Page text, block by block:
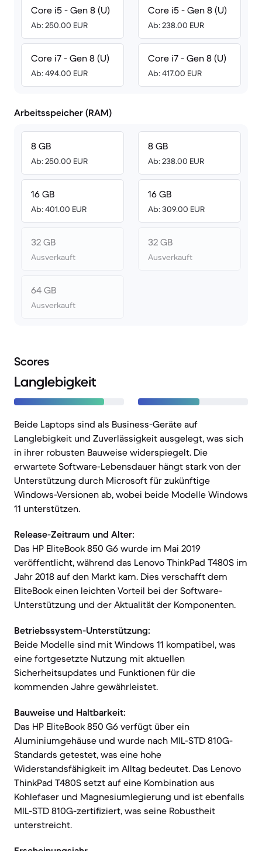
Core i5 - Gen 8 (U)
Ab: 250.00 EUR
Core i7 - Gen 8 (U)
Ab: 494.00 EUR
Core i5 - Gen 8 (U)
Ab: 238.00 EUR
Core i7 - Gen 8 (U)
Ab: 417.00 EUR
Arbeitsspeicher (RAM)
8 GB
Ab: 250.00 EUR
16 GB
Ab: 401.00 EUR
32 GB
Ausverkauft
64 GB
Ausverkauft
8 GB
Ab: 238.00 EUR
16 GB
Ab: 309.00 EUR
32 GB
Ausverkauft
Scores
Langlebigkeit
Beide Laptops sind als Business-Geräte auf
Langlebigkeit und Zuverlässigkeit ausgelegt, was sich
in ihrer robusten Bauweise widerspiegelt. Die
erwartete Software-Lebensdauer hängt stark von der
Unterstützung durch Microsoft für zukünftige
Windows-Versionen ab, wobei beide Modelle Windows
11 unterstützen.
Release-Zeitraum und Alter:
Das HP EliteBook 850 G6 wurde im Mai 2019
veröffentlicht, während das Lenovo ThinkPad T480S im
Jahr 2018 auf den Markt kam. Dies verschafft dem
EliteBook einen leichten Vorteil bei der Software-
Unterstützung und der Aktualität der Komponenten.
Betriebssystem-Unterstützung:
Beide Modelle sind mit Windows 11 kompatibel, was
eine fortgesetzte Nutzung mit aktuellen
Sicherheitsupdates und Funktionen für die
kommenden Jahre gewährleistet.
Bauweise und Haltbarkeit:
Das HP EliteBook 850 G6 verfügt über ein
Aluminiumgehäuse und wurde nach MIL-STD 810G-
Standards getestet, was eine hohe
Widerstandsfähigkeit im Alltag bedeutet. Das Lenovo
ThinkPad T480S setzt auf eine Kombination aus
Kohlefaser und Magnesiumlegierung und ist ebenfalls
MIL-STD 810G-zertifiziert, was seine Robustheit
unterstreicht.